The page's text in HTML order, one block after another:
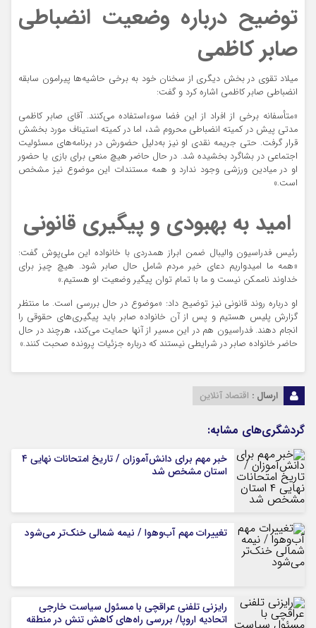
توضیح درباره وضعیت انضباطی
صابر کاظمی
میلاد تقوی در بخش دیگری از سخنان خود به برخی حاشیه‌ها پیرامون سابقه
انضباطی صابر کاظمی اشاره کرد و گفت:
«متأسفانه برخی از افراد از این فضا سوء‌استفاده می‌کنند. آقای صابر کاظمی
مدتی پیش در کمیته انضباطی محروم شد، اما در کمیته استیناف مورد بخشش
قرار گرفت. حتی جریمه نقدی او نیز به‌دلیل حضورش در برنامه‌های مسئولیت
اجتماعی در بشاگرد بخشیده شد. در حال حاضر هیچ منعی برای بازی یا حضور
او در میادین ورزشی وجود ندارد و همه مستندات این موضوع نیز مشخص
است.»
امید به بهبودی و پیگیری قانونی
رئیس فدراسیون والیبال ضمن ابراز همدردی با خانواده این ملی‌پوش گفت:
«همه ما امیدواریم دعای خیر مردم شامل حال صابر شود. هیچ چیز برای
خداوند ناممکن نیست و ما با تمام توان پیگیر وضعیت او هستیم.»
او درباره روند قانونی نیز توضیح داد: «موضوع در حال بررسی است. ما منتظر
گزارش پلیس هستیم و پس از آن خانواده صابر باید پیگیری‌های حقوقی را
انجام دهند. فدراسیون هم در این مسیر از آنها حمایت می‌کند، هرچند در حال
حاضر خانواده صابر در شرایطی نیستند که درباره جزئیات پرونده صحبت کنند.»
ارسال : اقتصاد آنلاین
گردشگری‌های مشابه:
خبر مهم برای دانش‌آموزان / تاریخ امتحانات نهایی ۴
استان مشخص شد
تغییرات مهم آب‌وهوا / نیمه شمالی خنک‌تر می‌شود
رایزنی تلفنی عراقچی با مسئول سیاست خارجی
اتحادیه اروپا/ بررسی راه‌های کاهش تنش در منطقه